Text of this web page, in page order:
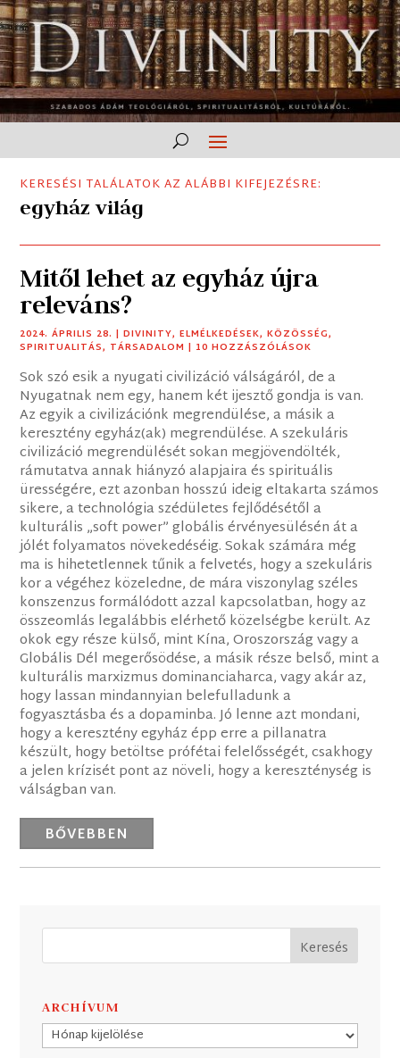
KERESÉSI TALÁLATOK AZ ALÁBBI KIFEJEZÉSRE:
egyház világ
Mitől lehet az egyház újra
releváns?
2024. ÁPRILIS 28. |DIVINITY,ELMÉLKEDÉSEK,KÖZÖSSÉG,
SPIRITUALITÁS, TÁRSADALOM | 10 HOZZÁSZÓLÁSOK
Sok szó esik a nyugati civilizáció válságáról, de a
Nyugatnak nem egy, hanem két ijesztő gondja is van.
Az egyik a civilizációnk megrendülése, a másik a
keresztény egyház(ak) megrendülése. A szekuláris
civilizáció megrendülését sokan megjövendölték,
rámutatva annak hiányzó alapjaira és spirituális
ürességére, ezt azonban hosszú ideig eltakarta számos
sikere, a technológia szédületes fejlődésétől a
kulturális „soft power” globális érvényesülésén át a
jólét folyamatos növekedéséig. Sokak számára még
ma is hihetetlennek tűnik a felvetés, hogy a szekuláris
kor a végéhez közeledne, de mára viszonylag széles
konszenzus formálódott azzal kapcsolatban, hogy az
összeomlás legalábbis elérhető közelségbe került. Az
okok egy része külső, mint Kína, Oroszország vagy a
Globális Dél megerősödése, a másik része belső, mint a
kulturális marxizmus dominanciaharca, vagy akár az,
hogy lassan mindannyian belefulladunk a
fogyasztásba és a dopaminba. Jó lenne azt mondani,
hogy a keresztény egyház épp erre a pillanatra
készült, hogy betöltse prófétai felelősségét, csakhogy
a jelen krízisét pont az növeli, hogy a kereszténység is
válságban van.
BŐVEBBEN
ARCHÍVUM
Archívum